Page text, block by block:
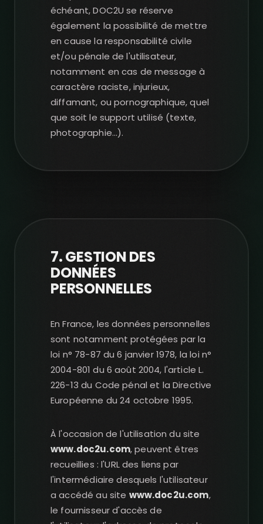
échéant, DOC2U se réserve
également la possibilité de mettre
en cause la responsabilité civile
et/ou pénale de l'utilisateur,
notamment en cas de message à
caractère raciste, injurieux,
diffamant, ou pornographique, quel
que soit le support utilisé (texte,
photographie...).
7. GESTION DES
DONNÉES
PERSONNELLES
En France, les données personnelles
sont notamment protégées par la
loi n° 78-87 du 6 janvier 1978, la loi n°
2004-801 du 6 août 2004, l'article L.
226-13 du Code pénal et la Directive
Européenne du 24 octobre 1995.
À l'occasion de l'utilisation du site
www.doc2u.com, peuvent êtres
recueillies : l'URL des liens par
l'intermédiaire desquels l'utilisateur
a accédé au site www.doc2u.com,
le fournisseur d'accès de